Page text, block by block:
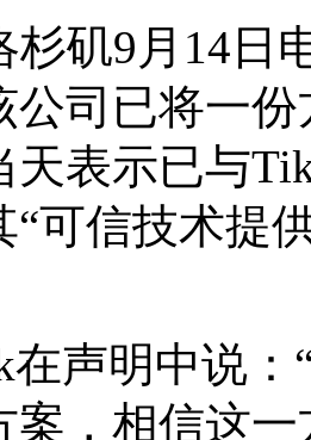
矶9月14日
公司已将一
天表示已与
“可信技术提
明中说：“
案，相信这